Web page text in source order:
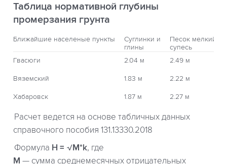
Таблица нормативной глубины
промерзания грунта
Ближайшие населеные пункты
Суглинки и
глины
Песок мелкий,
супесь
Гвасюги
2.04 м 2.49 м
Вяземский 1.83 м 2.22 м
Хабаровск 1.87 м 2.27 м
Расчет ведется на основе табличных данных
справочного пособия 131.13330.2018
Формула H = √M*k, где
М — сумма среднемесячных отрицательных